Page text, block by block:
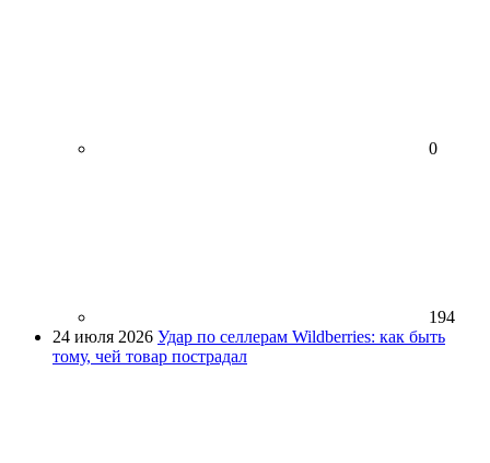
0
194
24 июля 2026 Удар по селлерам Wildberries: как быть
тому, чей товар пострадал